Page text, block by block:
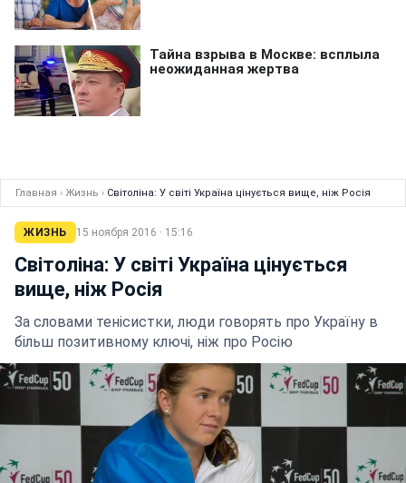
Главная › Жизнь › Світоліна: У світі Україна цінується вище, ніж Росія
ЖИЗНЬ 15 ноября 2016 · 15:16
Світоліна: У світі Україна цінується
вище, ніж Росія
За словами тенісистки, люди говорять про Україну в
більш позитивному ключі, ніж про Росію